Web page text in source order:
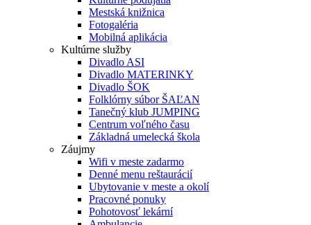
Mestská knižnica
Fotogaléria
Mobilná aplikácia
Kultúrne služby
Divadlo ASI
Divadlo MATERINKY
Divadlo ŠOK
Folklórny súbor ŠAĽAN
Tanečný klub JUMPING
Centrum voľného času
Základná umelecká škola
Záujmy
Wifi v meste zadarmo
Denné menu reštaurácií
Ubytovanie v meste a okolí
Pracovné ponuky
Pohotovosť lekární